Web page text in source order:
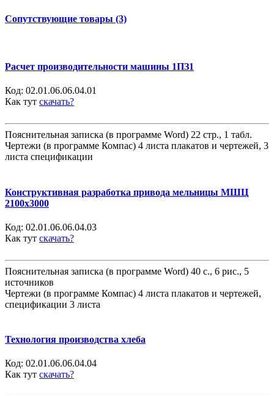
Сопутствующие товары (3)
Расчет производительности машины 1ПЗ1
Код: 02.01.06.06.04.01
Как тут скачать?
Пояснительная записка (в программе Word) 22 стр., 1 табл.
Чертежи (в программе Компас) 4 листа плакатов и чертежей, 3
листа спецификации
Конструктивная разработка привода мельницы МШЦ
2100х3000
Код: 02.01.06.06.04.03
Как тут скачать?
Пояснительная записка (в программе Word) 40 с., 6 рис., 5
источников
Чертежи (в программе Компас) 4 листа плакатов и чертежей,
спецификации 3 листа
Технология производства хлеба
Код: 02.01.06.06.04.04
Как тут скачать?